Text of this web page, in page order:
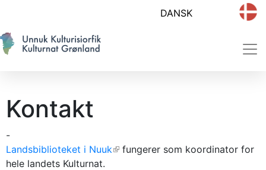
Kontakt
-
Landsbiblioteket i Nuuk(link is external)
fungerer som koordinator for
hele landets Kulturnat.